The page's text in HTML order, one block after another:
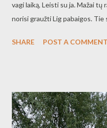
vagi laiką, Leisti su ja. Mažai tų
norisi graužti Lig pabaigos. Tie
prabėga, Lyg pieštas
SHARE POST A COMMENT